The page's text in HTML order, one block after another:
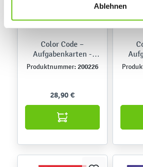
Ablehnen
Color Code –
Aufgabenkarten -
Zahlen von 1 bis 6
Produktnummer: 200226
28,90 €